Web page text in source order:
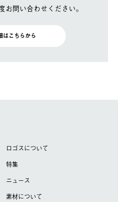
問い合わせください。
はこちらから
ロゴスについて
特集
ニュース
素材について